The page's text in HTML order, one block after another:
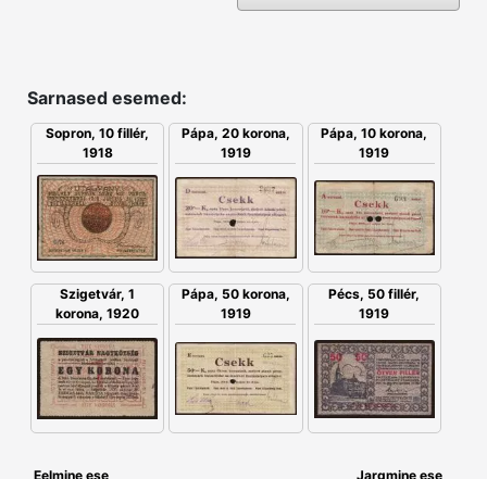
Sarnased esemed:
Sopron, 10 fillér,
1918
Pápa, 20 korona,
1919
Pápa, 10 korona,
1919
Szigetvár, 1
korona, 1920
Pápa, 50 korona,
1919
Pécs, 50 fillér,
1919
Eelmine ese Jargmine ese